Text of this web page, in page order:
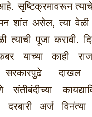
सृष्टिक्रमावरून
शांत असेल, त्या वेळी
त्याची पूजा करावी.
याच्या काही
सरकारपुढे दाखल
संतीबंदीच्या
दरबारी अर्ज